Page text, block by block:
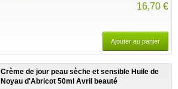
16,70 €
Ajouter au panier
Crème de jour peau sèche et sensible Huile de
Noyau d'Abricot 50ml Avril beauté